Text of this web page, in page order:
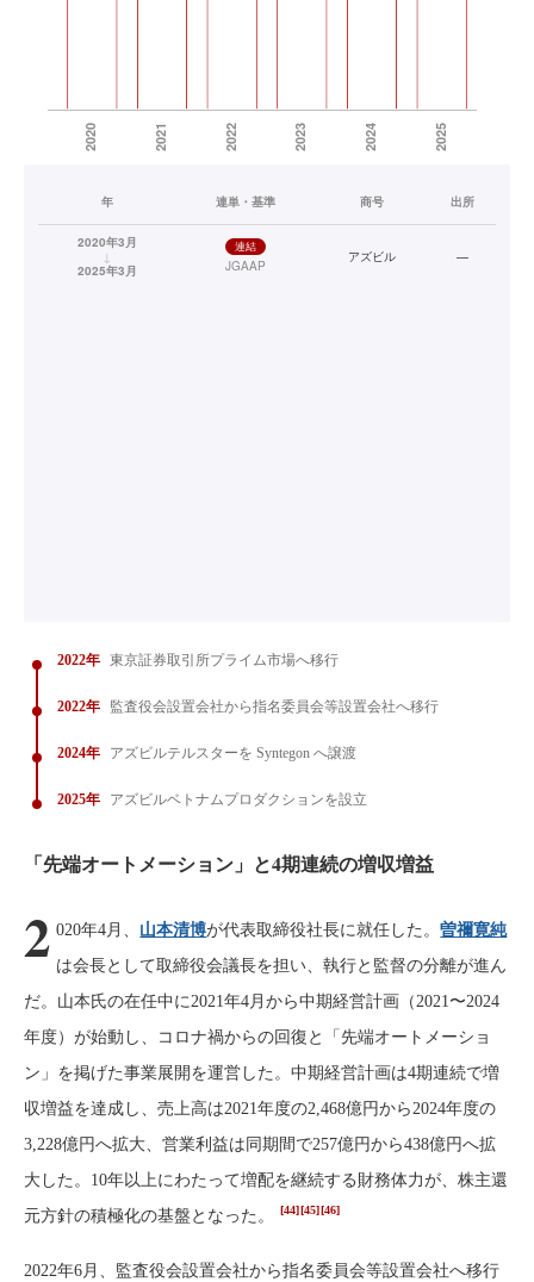
年 連単・基準 商号 出所
2020年3月
↓
2025年3月
連結
JGAAP
アズビル —
2022年 東京証券取引所プライム市場へ移行
2022年 監査役会設置会社から指名委員会等設置会社へ移行
2024年 アズビルテルスターを Syntegon へ譲渡
2025年 アズビルベトナムプロダクションを設立
「先端オートメーション」と4期連続の増収増益
2 020年4月、 山本清博が代表取締役社長に就任した。曽禰寛純
は会長として取締役会議長を担い、執行と監督の分離が進ん
だ。山本氏の在任中に2021年4月から中期経営計画（2021〜2024
年度）が始動し、コロナ禍からの回復と「先端オートメーショ
ン」を掲げた事業展開を運営した。中期経営計画は4期連続で増
収増益を達成し、売上高は2021年度の2,468億円から2024年度の
3,228億円へ拡大、営業利益は同期間で257億円から438億円へ拡
大した。10年以上にわたって増配を継続する財務体力が、株主還
元方針の積極化の基盤となった。
[44][45][46]
2022年6月、監査役会設置会社から指名委員会等設置会社へ移行